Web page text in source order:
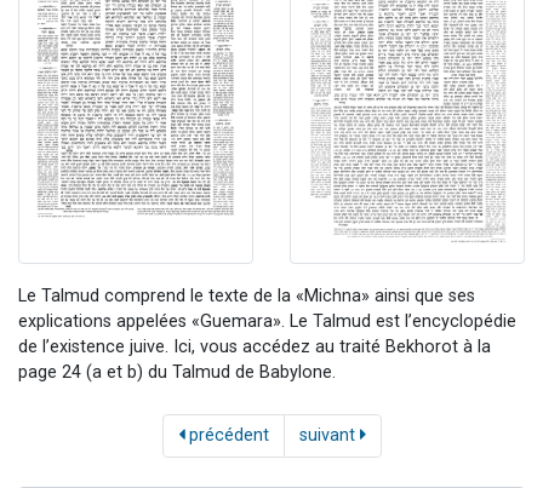
Le Talmud comprend le texte de la «Michna» ainsi que ses
explications appelées «Guemara». Le Talmud est l’encyclopédie
de l’existence juive. Ici, vous accédez au traité Bekhorot à la
page 24 (a et b) du Talmud de Babylone.
précédent suivant